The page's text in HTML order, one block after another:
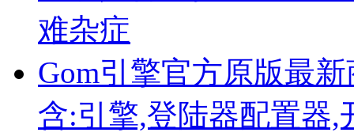
难杂症
Gom引擎官方原版最
含:引擎,登陆器配置器,